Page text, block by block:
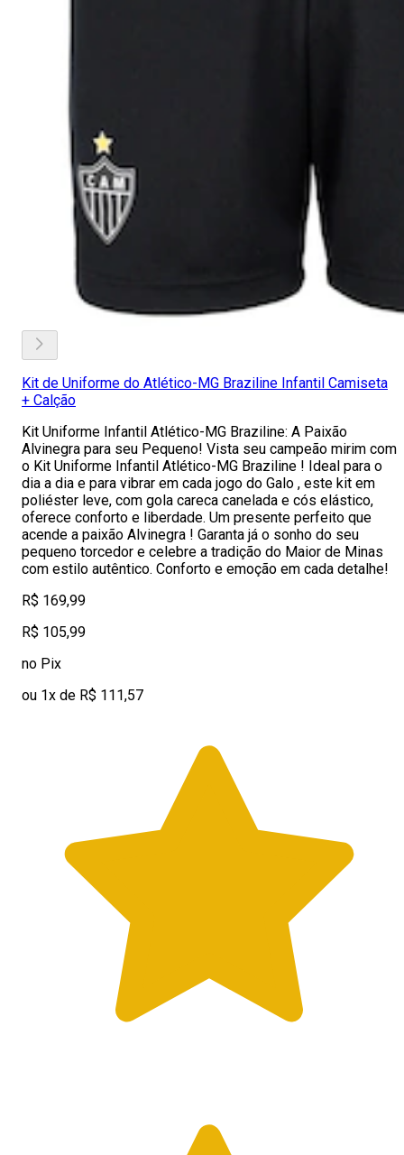
Kit de Uniforme do Atlético-MG Braziline Infantil Camiseta
+ Calção
Kit Uniforme Infantil Atlético-MG Braziline: A Paixão
Alvinegra para seu Pequeno! Vista seu campeão mirim com
o Kit Uniforme Infantil Atlético-MG Braziline ! Ideal para o
dia a dia e para vibrar em cada jogo do Galo , este kit em
poliéster leve, com gola careca canelada e cós elástico,
oferece conforto e liberdade. Um presente perfeito que
acende a paixão Alvinegra ! Garanta já o sonho do seu
pequeno torcedor e celebre a tradição do Maior de Minas
com estilo autêntico. Conforto e emoção em cada detalhe!
R$ 169,99
R$ 105,99
no Pix
ou 1x de R$ 111,57